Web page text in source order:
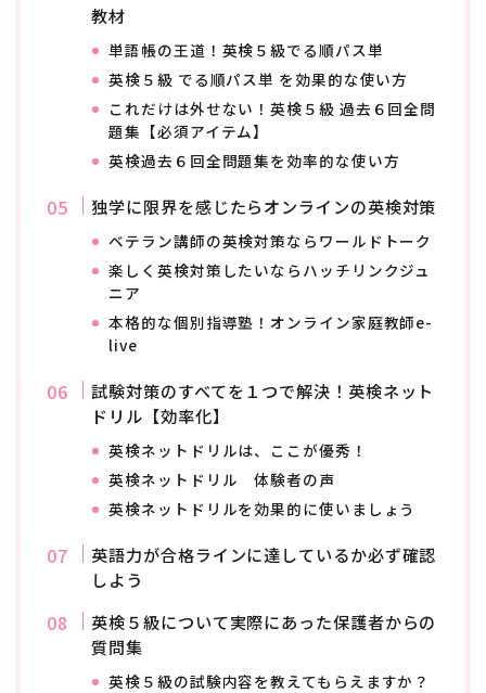
教材
単語帳の王道！英検５級でる順パス単
英検５級 でる順パス単 を効果的な使い方
これだけは外せない！英検５級 過去６回全問
題集【必須アイテム】
英検過去６回全問題集を効率的な使い方
独学に限界を感じたらオンラインの英検対策
ベテラン講師の英検対策ならワールドトーク
楽しく英検対策したいならハッチリンクジュ
ニア
本格的な個別指導塾！オンライン家庭教師e-
live
試験対策のすべてを１つで解決！英検ネット
ドリル【効率化】
英検ネットドリルは、ここが優秀！
英検ネットドリル 体験者の声
英検ネットドリルを効果的に使いましょう
英語力が合格ラインに達しているか必ず確認
しよう
英検５級について実際にあった保護者からの
質問集
英検５級の試験内容を教えてもらえますか？